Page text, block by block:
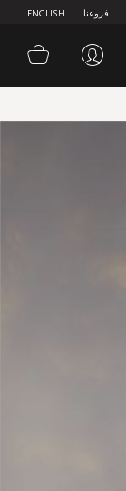
ENGLISH فروعنا
سلة